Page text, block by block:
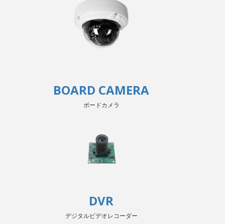
BOARD CAMERA
ボードカメラ
DVR
デジタルビデオレコーダー